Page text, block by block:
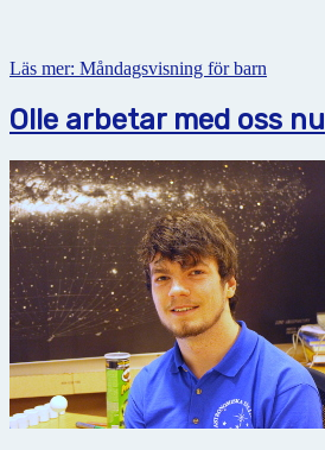
Läs mer: Måndagsvisning för barn
Olle arbetar med oss nu